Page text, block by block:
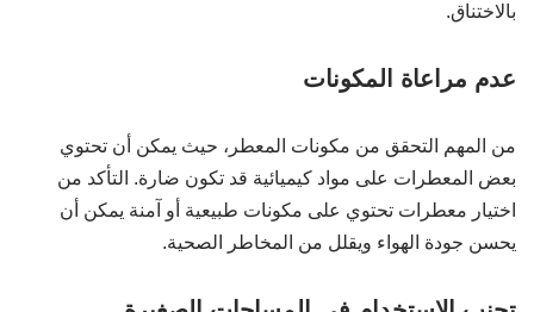
بالاختناق.
عدم مراعاة المكونات
من المهم التحقق من مكونات المعطر، حيث يمكن أن تحتوي
بعض المعطرات على مواد كيميائية قد تكون ضارة. التأكد من
اختيار معطرات تحتوي على مكونات طبيعية أو آمنة يمكن أن
يحسن جودة الهواء ويقلل من المخاطر الصحية.